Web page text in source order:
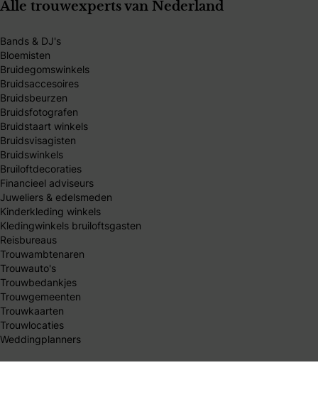
Alle trouwexperts van Nederland
Bands & DJ's
Bloemisten
Bruidegomswinkels
Bruidsaccesoires
Bruidsbeurzen
Bruidsfotografen
Bruidstaart winkels
Bruidsvisagisten
Bruidswinkels
Bruiloftdecoraties
Financieel adviseurs
Juweliers & edelsmeden
Kinderkleding winkels
Kledingwinkels bruiloftsgasten
Reisbureaus
Trouwambtenaren
Trouwauto's
Trouwbedankjes
Trouwgemeenten
Trouwkaarten
Trouwlocaties
Weddingplanners